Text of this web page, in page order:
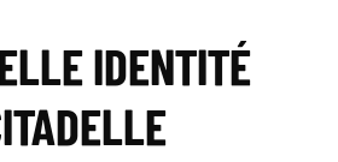
IDENTITÉ